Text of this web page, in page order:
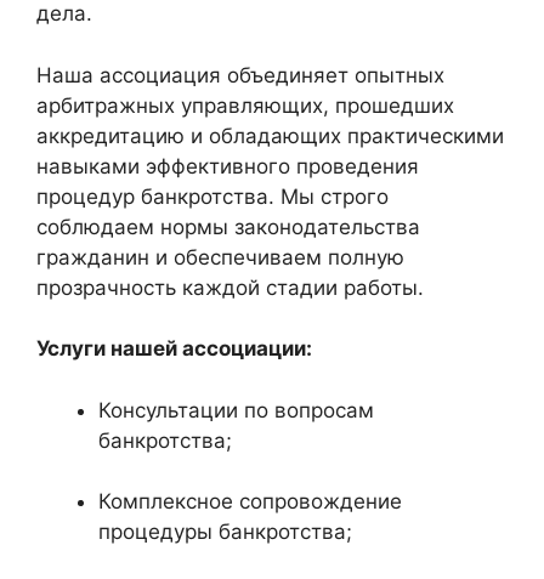
дела.
Наша ассоциация объединяет опытных
арбитражных управляющих, прошедших
аккредитацию и обладающих практическими
навыками эффективного проведения
процедур банкротства. Мы строго
соблюдаем нормы законодательства
гражданин и обеспечиваем полную
прозрачность каждой стадии работы.
Услуги нашей ассоциации:
Консультации по вопросам
банкротства;
Комплексное сопровождение
процедуры банкротства;